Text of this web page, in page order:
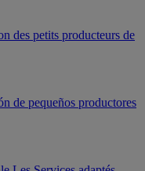
des petits producteurs de
de pequeños productores